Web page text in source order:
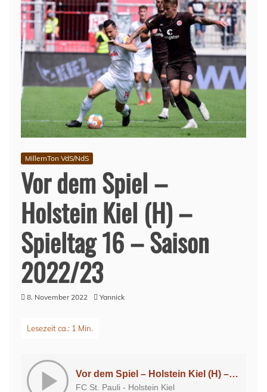
MillernTon VdS/NdS
Vor dem Spiel –
Holstein Kiel (H) –
Spieltag 16 – Saison
2022/23
8. November 2022 Yannick